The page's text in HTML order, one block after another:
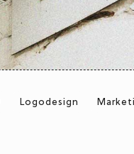
Logodesign